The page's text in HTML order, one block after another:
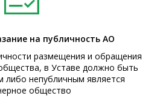
на публичность АО
размещения и обращения
в Уставе должно быть
либо непубличным является
общество